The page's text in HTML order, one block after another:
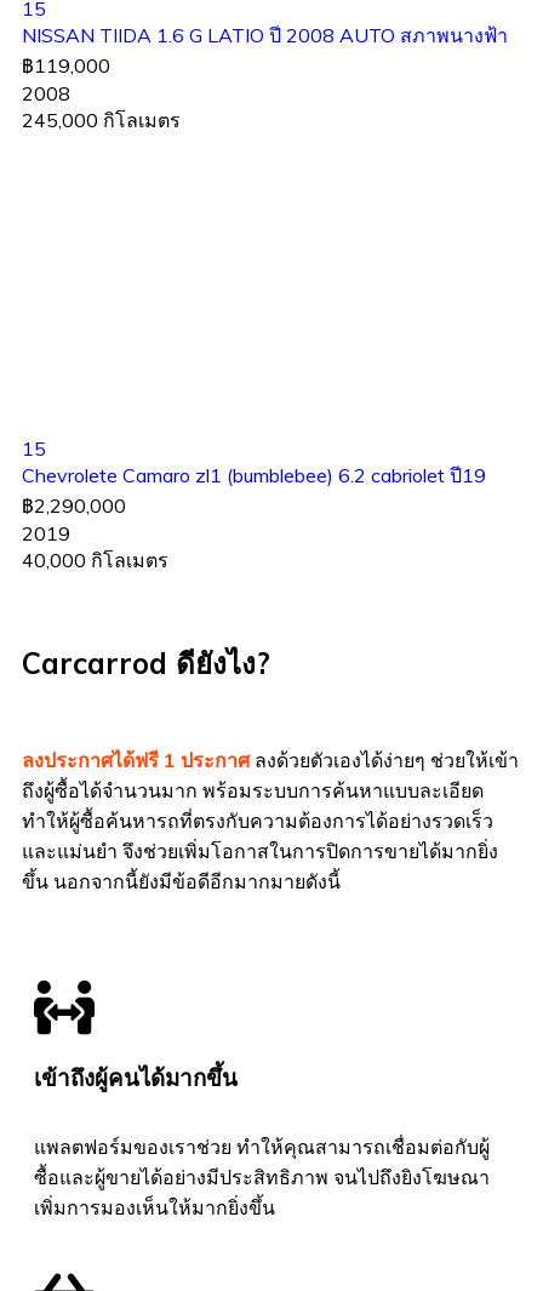
15
NISSAN TIIDA 1.6 G LATIO ปี 2008 AUTO สภาพนางฟ้า
฿119,000
2008
245,000 กิโลเมตร
15
Chevrolete Camaro zl1 (bumblebee) 6.2 cabriolet ปี19
฿2,290,000
2019
40,000 กิโลเมตร
Carcarrod ดียังไง?
ลงประกาศได้ฟรี 1 ประกาศลงด้วยตัวเองได้ง่ายๆ ช่วยให้เข้า
ถึงผู้ซื้อได้จำนวนมาก พร้อมระบบการค้นหาแบบละเอียด
ทำให้ผู้ซื้อค้นหารถที่ตรงกับความต้องการได้อย่างรวดเร็ว
และแม่นยำ จึงช่วยเพิ่มโอกาสในการปิดการขายได้มากยิ่ง
ขึ้น นอกจากนี้ยังมีข้อดีอีกมากมายดังนี้
เข้าถึงผู้คนได้มากขึ้น
แพลตฟอร์มของเราช่วย ทำให้คุณสามารถเชื่อมต่อกับผู้
ซื้อและผู้ขายได้อย่างมีประสิทธิภาพ จนไปถึงยิงโฆษณา
เพิ่มการมองเห็นให้มากยิ่งขึ้น